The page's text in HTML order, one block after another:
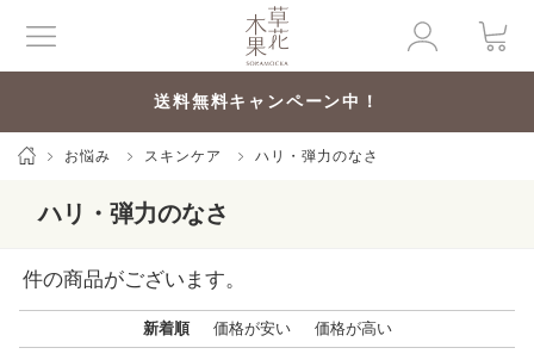
送料無料キャンペーン中！
お悩み スキンケア ハリ・弾力のなさ
ハリ・弾力のなさ
件の商品がございます。
新着順 価格が安い 価格が高い